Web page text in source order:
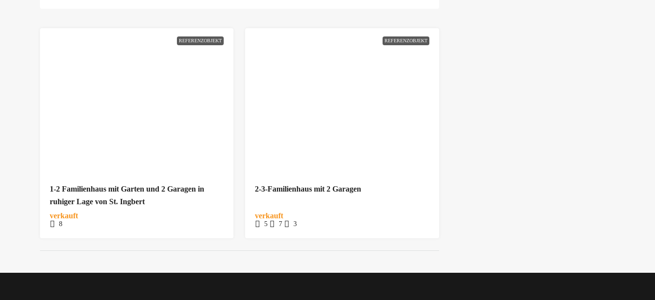
REFERENZOBJEKT
1-2 Familienhaus mit Garten und 2 Garagen in
ruhiger Lage von St. Ingbert
verkauft
8
REFERENZOBJEKT
2-3-Familienhaus mit 2 Garagen
verkauft
5 7 3